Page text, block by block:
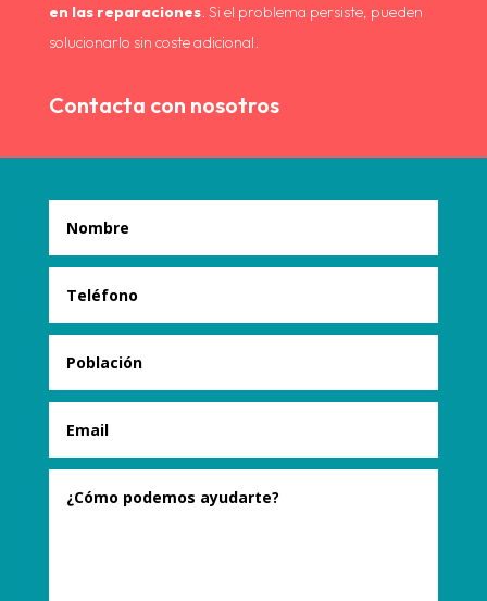
en las reparaciones. Si el problema persiste, pueden
solucionarlo sin coste adicional.
Contacta con nosotros